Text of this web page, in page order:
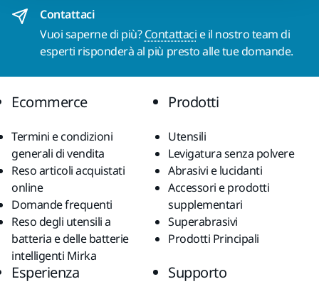
Contattaci
Vuoi saperne di più?Contattaci e il nostro team di
esperti risponderà al più presto alle tue domande.
Ecommerce
Termini e condizioni
generali di vendita
Reso articoli acquistati
online
Domande frequenti
Reso degli utensili a
batteria e delle batterie
intelligenti Mirka
Prodotti
Utensili
Levigatura senza polvere
Abrasivi e lucidanti
Accessori e prodotti
supplementari
Superabrasivi
Prodotti Principali
Esperienza Supporto